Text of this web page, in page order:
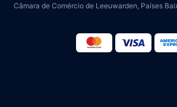
Câmara de Comércio de Leeuwarden, Países